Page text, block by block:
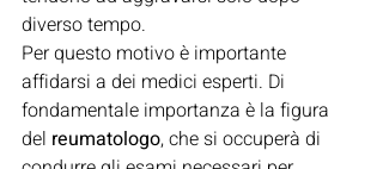
diverso tempo.
Per questo motivo è importante
affidarsi a dei medici esperti. Di
fondamentale importanza è la figura
del reumatologo, che si occuperà di